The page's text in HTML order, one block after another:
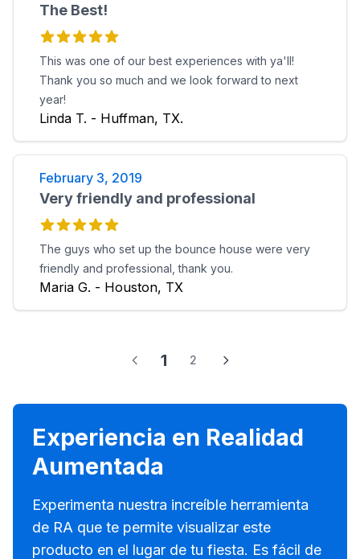
The Best!
This was one of our best experiences with ya'll!
Thank you so much and we look forward to next
year!
Linda T. - Huffman, TX.
February 3, 2019
Very friendly and professional
The guys who set up the bounce house were very
friendly and professional, thank you.
Maria G. - Houston, TX
1 2
Experiencia en Realidad
Aumentada
Experimenta nuestra increíble herramienta
de RA que te permite visualizar este
producto en el lugar de tu fiesta. Es fácil de